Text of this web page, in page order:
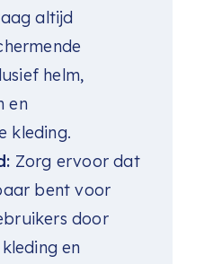
altijd
helm,
en
kleding.
Zorg ervoor dat
bent voor
door
en